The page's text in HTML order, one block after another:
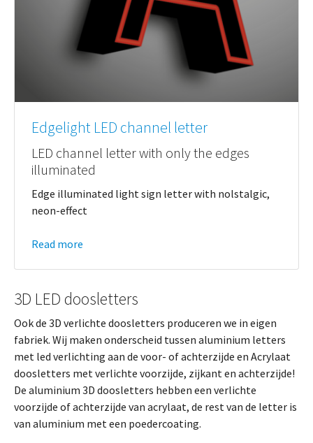
Edgelight LED channel letter
LED channel letter with only the edges
illuminated
Edge illuminated light sign letter with nolstalgic,
neon-effect
Read more
3D LED doosletters
Ook de 3D verlichte doosletters produceren we in eigen
fabriek. Wij maken onderscheid tussen aluminium letters
met led verlichting aan de voor- of achterzijde en Acrylaat
doosletters met verlichte voorzijde, zijkant en achterzijde!
De aluminium 3D doosletters hebben een verlichte
voorzijde of achterzijde van acrylaat, de rest van de letter is
van aluminium met een poedercoating.